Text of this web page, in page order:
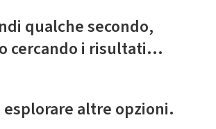
qualche secondo,
cercando i risultati...
esplorare altre opzioni.